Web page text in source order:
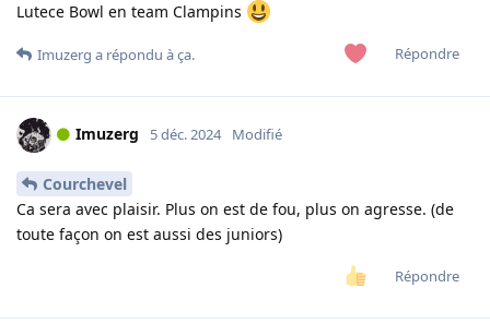
Lutece Bowl en team Clampins
Répondre
Imuzerg a répondu à ça.
Imuzerg 5 déc. 2024 Modifié
Courchevel
Ca sera avec plaisir. Plus on est de fou, plus on agresse. (de
toute façon on est aussi des juniors)
Répondre